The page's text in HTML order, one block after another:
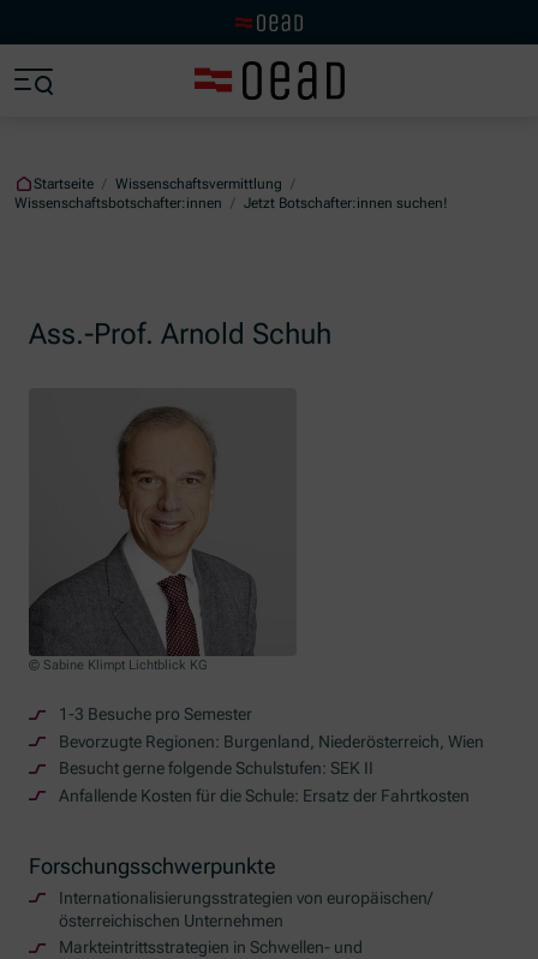
Startseite / Wissenschaftsvermittlung /
Wissenschaftsbotschafter:innen / Jetzt Botschafter:innen suchen!
Ass.-Prof. Arnold Schuh
© Sabine Klimpt Lichtblick KG
1-3 Besuche pro Semester
Bevorzugte Regionen: Burgenland, Niederösterreich, Wien
Besucht gerne folgende Schulstufen: SEK II
Anfallende Kosten für die Schule: Ersatz der Fahrtkosten
Forschungsschwerpunkte
Internationalisierungsstrategien von europäischen/
österreichischen Unternehmen
Markteintrittsstrategien in Schwellen- und